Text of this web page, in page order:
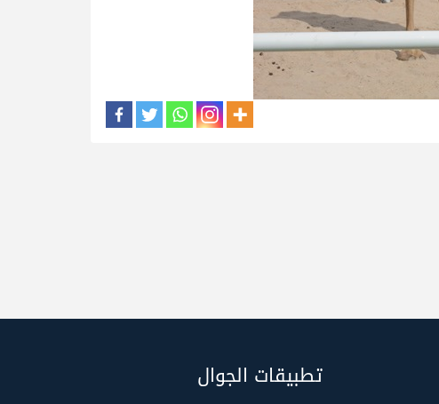
تطبيقات الجوال